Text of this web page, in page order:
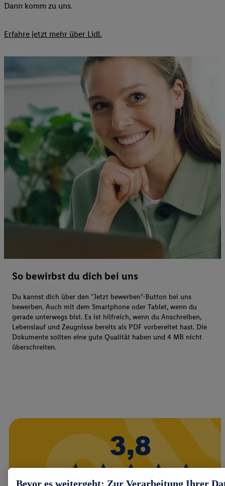
Dann komm zu uns.​
Erfahre jetzt mehr über Lidl.
So bewirbst du dich bei uns
Du kannst dich über den "Jetzt bewerben"-Button bei uns
bewerben. Auch mit dem Smartphone oder Tablet, wenn du
gerade unterwegs bist. Es ist hilfreich, wenn du Anschreiben,
Lebenslauf und Zeugnisse bereits als PDF vorbereitet hast. Die
Dokumente sollten eine gute Qualität haben und 4 MB nicht
überschreiten.
Bevor es weitergeht: Zur Verarbeitung Ihrer